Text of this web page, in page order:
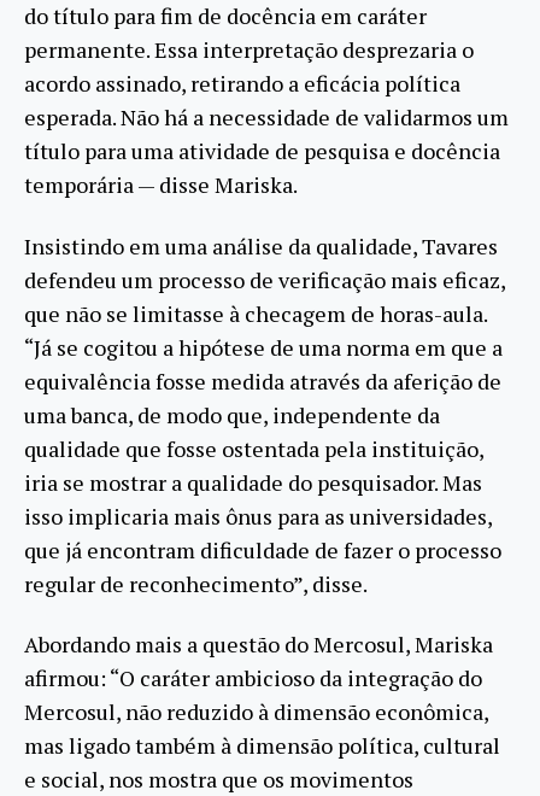
do título para fim de docência em caráter
permanente. Essa interpretação desprezaria o
acordo assinado, retirando a eficácia política
esperada. Não há a necessidade de validarmos um
título para uma atividade de pesquisa e docência
temporária — disse Mariska.
Insistindo em uma análise da qualidade, Tavares
defendeu um processo de verificação mais eficaz,
que não se limitasse à checagem de horas-aula.
“Já se cogitou a hipótese de uma norma em que a
equivalência fosse medida através da aferição de
uma banca, de modo que, independente da
qualidade que fosse ostentada pela instituição,
iria se mostrar a qualidade do pesquisador. Mas
isso implicaria mais ônus para as universidades,
que já encontram dificuldade de fazer o processo
regular de reconhecimento”, disse.
Abordando mais a questão do Mercosul, Mariska
afirmou: “O caráter ambicioso da integração do
Mercosul, não reduzido à dimensão econômica,
mas ligado também à dimensão política, cultural
e social, nos mostra que os movimentos